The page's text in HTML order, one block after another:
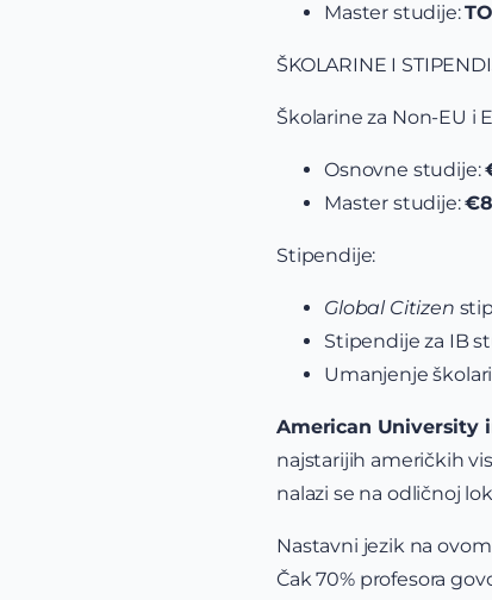
Master studije:
ŠKOLARINE I
Školarine za Non-EU i
Osnovne studije:
Master studije:
Stipendije:
Global Citizen
Stipendije za IB
Umanjenje
American University
najstarijih američkih
nalazi se na odličnoj
Nastavni jezik na
Čak 70% profesora